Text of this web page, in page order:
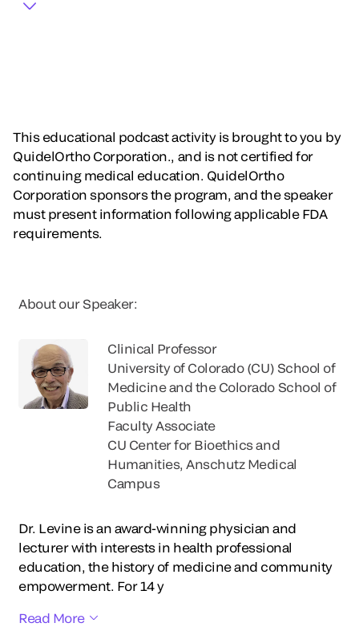
This educational podcast activity is brought to you by
QuidelOrtho Corporation., and is not certified for
continuing medical education. QuidelOrtho
Corporation sponsors the program, and the speaker
must present information following applicable FDA
requirements.
About our Speaker:
Clinical Professor
University of Colorado (CU) School of
Medicine and the Colorado School of
Public Health
Faculty Associate
CU Center for Bioethics and
Humanities, Anschutz Medical
Campus
Dr. Levine is an award-winning physician and
lecturer with interests in health professional
education, the history of medicine and community
empowerment. For 14 y
Read More